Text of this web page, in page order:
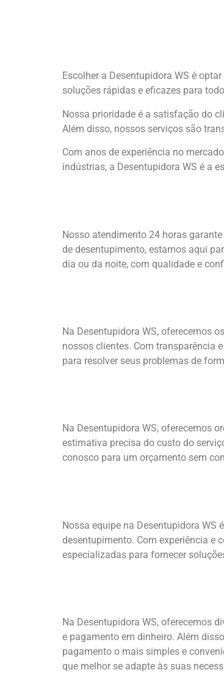
Escolher a Desentupidora WS é
soluções rápidas e eficazes para
Nossa prioridade é a satisfação do
Além disso, nossos serviços são
Com anos de experiência no
indústrias, a Desentupidora WS é a
Nosso atendimento 24 horas
de desentupimento, estamos aqui
dia ou da noite, com qualidade e
Na Desentupidora WS, oferecemos
nossos clientes. Com transparência
para resolver seus problemas de
Na Desentupidora WS, oferecemos
estimativa precisa do custo do
conosco para um orçamento sem
Nossa equipe na Desentupidora
desentupimento. Com experiência e
especializadas para fornecer
Na Desentupidora WS, oferecemos
e pagamento em dinheiro. Além
pagamento o mais simples e
que melhor se adapte às suas